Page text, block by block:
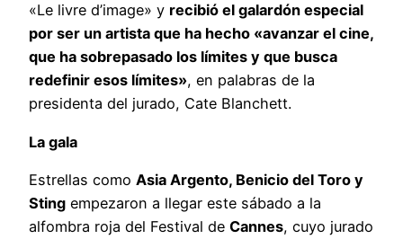
«Le livre d’image» y recibió el galardón especial
por ser un artista que ha hecho «avanzar el cine,
que ha sobrepasado los límites y que busca
redefinir esos límites», en palabras de la
presidenta del jurado, Cate Blanchett.
La gala
Estrellas como Asia Argento, Benicio del Toro y
Sting empezaron a llegar este sábado a la
alfombra roja del Festival de Cannes, cuyo jurado